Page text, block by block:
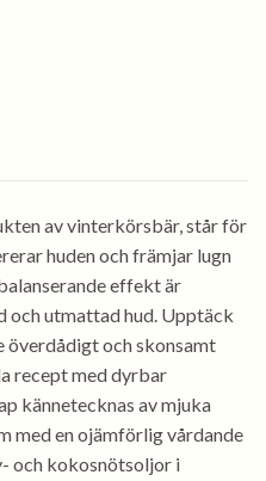
av vinterkörsbär, står för
huden och främjar lugn
effekt är
och utmattad hud. Upptäck
överdådigt och skonsamt
recept med dyrbar
kännetecknas av mjuka
med en ojämförlig vårdande
och kokosnötsoljor i